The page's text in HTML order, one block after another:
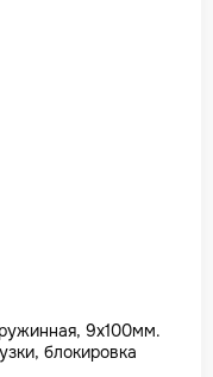
9x100мм.
блокировка